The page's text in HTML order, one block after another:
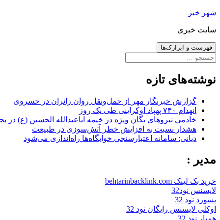
رفتن
نوشته‌ها
شهر خبر
سایت خبری
فهرست و ابزارک‌ها
جستجو
نوشته‌های تازه
گزارش خبرنگار مهر از حمل‌ونقل روان زائران در خسروی
انهدام ۷۴۰ پهپاد اوکراینی طی یک روز
خادمی نیروهای یگان ویژه در خیمه اباعبدالله الحسین (ع) در
هشدار نسبت به افزایش خطر آتش‌سوزی در طبیعت
دیانی: سامانه اعتبارسنجی خوابگاه‌ها راه‌اندازی می‌شود
مدیر :
خرید بک لینک behtarinbacklink.com
لایسنس نود32
پسورد نود 32
اوکلی لایسنس رایگان نود 32
همیار نود 32